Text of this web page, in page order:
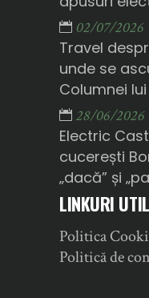
02/07/2026
Travel
unde se
Columnei
28/06/2026
Electric
cucerești
„dacă” și
LINKURI
Politica
Politică de